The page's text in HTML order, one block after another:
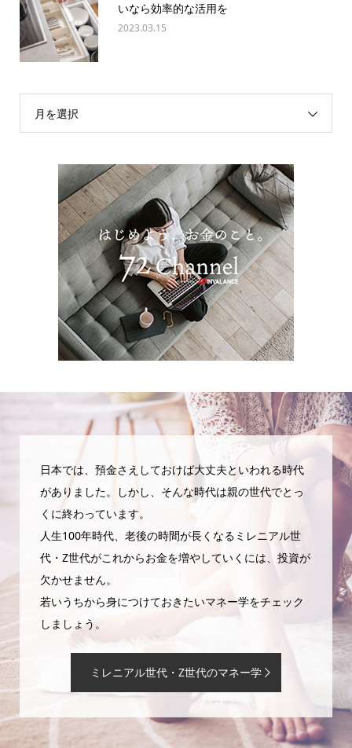
いなら効率的な活用を
2023.03.15
月を選択
日本では、預金さえしておけば大丈夫といわれる時代
がありました。しかし、そんな時代は親の世代でとっ
くに終わっています。
人生100年時代、老後の時間が長くなるミレニアル世
代・Z世代がこれからお金を増やしていくには、投資が
欠かせません。
若いうちから身につけておきたいマネー学をチェック
しましょう。
ミレニアル世代・Z世代のマネー学